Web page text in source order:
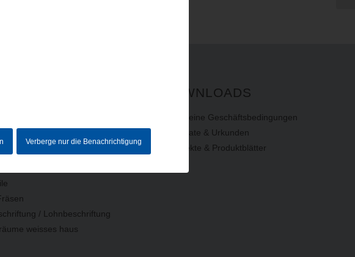
Verberge nur die Benachrichtigung
/ Lohnbeschriftung
weisses haus
DOWNLOADS
Allgemeine Geschäftsbedingungen
Zertifikate & Urkunden
Prospekte & Produktblätter